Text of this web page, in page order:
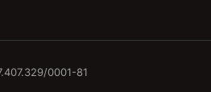
0001-81